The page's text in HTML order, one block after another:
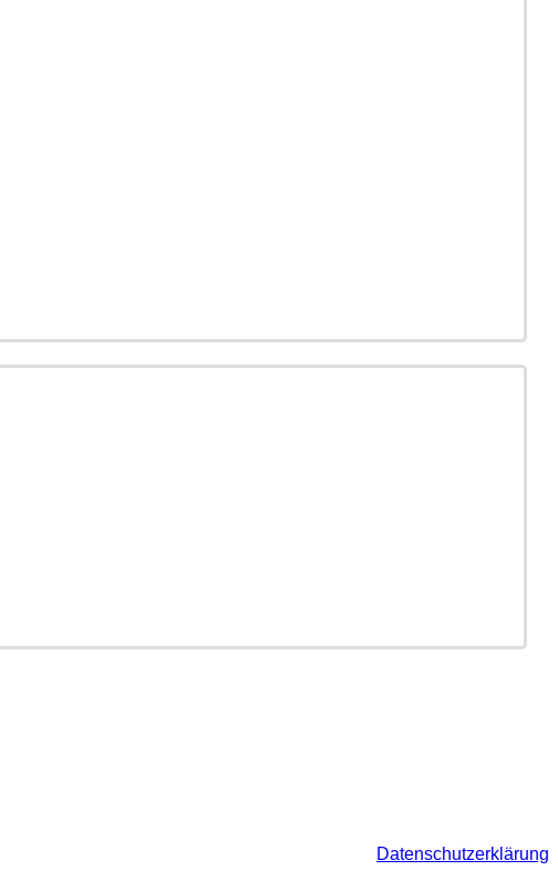
Datenschutzerklärung